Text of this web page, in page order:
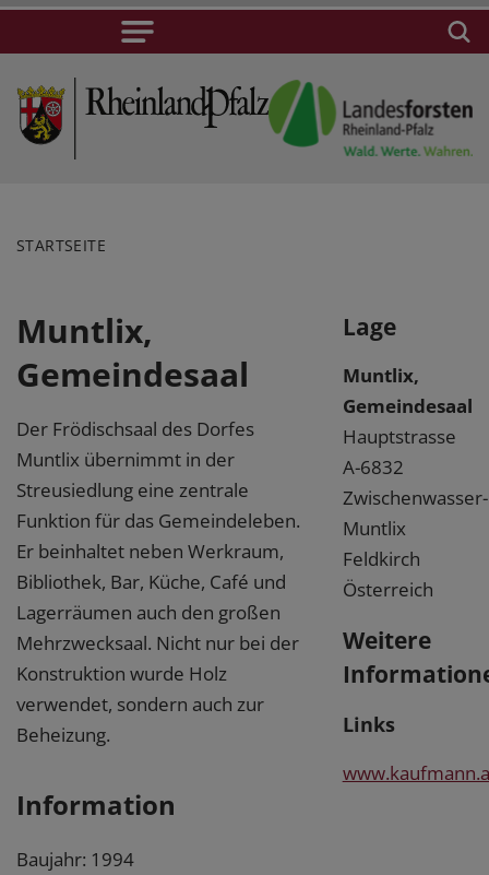
STARTSEITE
Muntlix,
Gemeindesaal
Der Frödischsaal des Dorfes
Muntlix übernimmt in der
Streusiedlung eine zentrale
Funktion für das Gemeindeleben.
Er beinhaltet neben Werkraum,
Bibliothek, Bar, Küche, Café und
Lagerräumen auch den großen
Mehrzwecksaal. Nicht nur bei der
Konstruktion wurde Holz
verwendet, sondern auch zur
Beheizung.
Information
Baujahr: 1994
Lage
Muntlix,
Gemeindesaal
Hauptstrasse
A-6832
Zwischenwasser-
Muntlix
Feldkirch
Österreich
Weitere
Links